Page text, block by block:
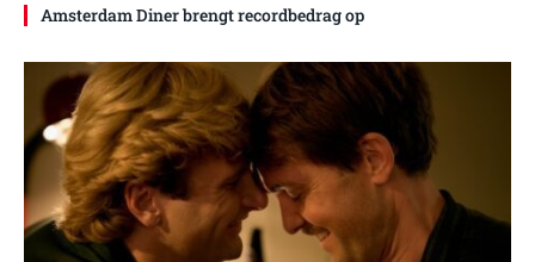
Amsterdam Diner brengt recordbedrag op